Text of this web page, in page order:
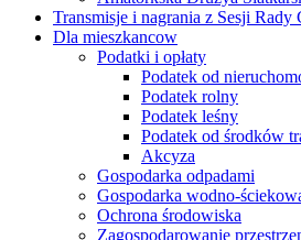
Transmisje i nagrania z Sesji Rady
Dla mieszkancow
Podatki i opłaty
Podatek od
Podatek rolny
Podatek leśny
Podatek od środków
Akcyza
Gospodarka odpadami
Gospodarka wodno-
Ochrona środowiska
Zagospodarowanie